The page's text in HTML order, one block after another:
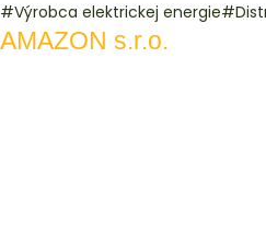
#Výrobca elektrickej energie
AMAZON s.r.o.